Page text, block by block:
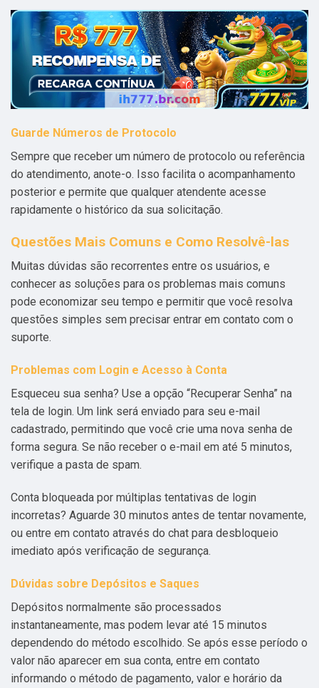
Guarde Números de Protocolo
Sempre que receber um número de protocolo ou referência
do atendimento, anote-o. Isso facilita o acompanhamento
posterior e permite que qualquer atendente acesse
rapidamente o histórico da sua solicitação.
Questões Mais Comuns e Como Resolvê-las
Muitas dúvidas são recorrentes entre os usuários, e
conhecer as soluções para os problemas mais comuns
pode economizar seu tempo e permitir que você resolva
questões simples sem precisar entrar em contato com o
suporte.
Problemas com Login e Acesso à Conta
Esqueceu sua senha? Use a opção “Recuperar Senha” na
tela de login. Um link será enviado para seu e-mail
cadastrado, permitindo que você crie uma nova senha de
forma segura. Se não receber o e-mail em até 5 minutos,
verifique a pasta de spam.
Conta bloqueada por múltiplas tentativas de login
incorretas? Aguarde 30 minutos antes de tentar novamente,
ou entre em contato através do chat para desbloqueio
imediato após verificação de segurança.
Dúvidas sobre Depósitos e Saques
Depósitos normalmente são processados
instantaneamente, mas podem levar até 15 minutos
dependendo do método escolhido. Se após esse período o
valor não aparecer em sua conta, entre em contato
informando o método de pagamento, valor e horário da